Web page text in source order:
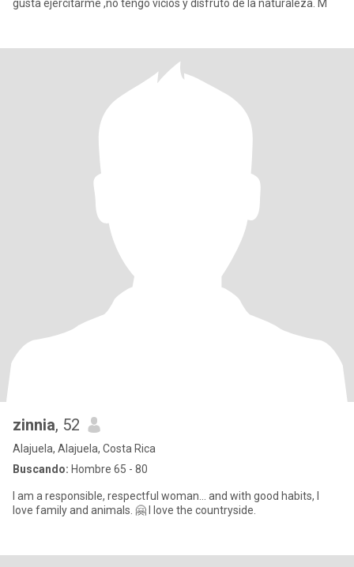
gusta ejercitarme ,no tengo vicios y disfruto de la naturaleza. M
zinnia, 52
Alajuela, Alajuela, Costa Rica
Buscando: Hombre 65 - 80
I am a responsible, respectful woman... and with good habits, I
love family and animals. 🤗 I love the countryside.